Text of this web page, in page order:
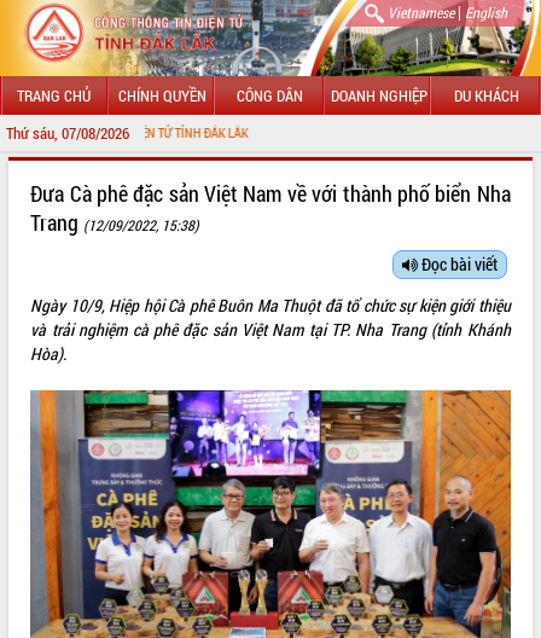
Vietnamese| English
TRANG CHỦ CHÍNH QUYỀN CÔNG DÂN DOANH NGHIỆP DU KHÁCH
Thứ sáu, 07/08/2026
TIN ĐIỆN TỬ TỈNH ĐẮK LẮK
LÃNH ĐẠO UBND TỈNH
SỞ, BAN, NGÀNH
THÔNG TIN CHỈ ĐẠO ĐIỀU HÀNH
HỆ THỐNG VĂN BẢN
VĂN BẢN HĐND TỈNH
ĐIỂM TIN VĂN BẢN
QUY HOẠCH - KẾ HOẠCH
Đưa Cà phê đặc sản Việt Nam về với thành phố biển Nha
Trang (12/09/2022, 15:38)
Đọc bài viết
Ngày 10/9, Hiệp hội Cà phê Buôn Ma Thuột đã tổ chức sự kiện giới thiệu
và trải nghiệm cà phê đặc sản Việt Nam tại TP. Nha Trang (tỉnh Khánh
Hòa).